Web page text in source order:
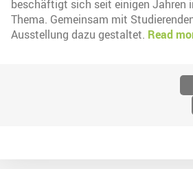
beschäftigt sich seit einigen Jahren
Thema. Gemeinsam mit
Ausstellung dazu gestaltet. Read